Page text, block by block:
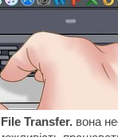
Transfer. вона